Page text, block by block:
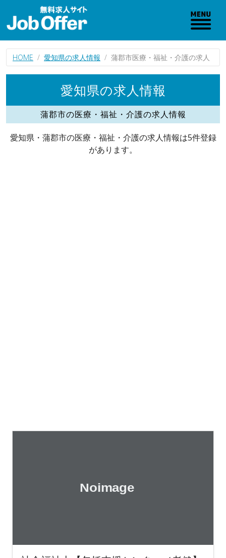
HOME 愛知県の求人情報 蒲郡市医療・福祉・介護の求人
愛知県の求人情報
蒲郡市の医療・福祉・介護の求人情報
愛知県・蒲郡市の医療・福祉・介護の求人情報は5件登録
があります。